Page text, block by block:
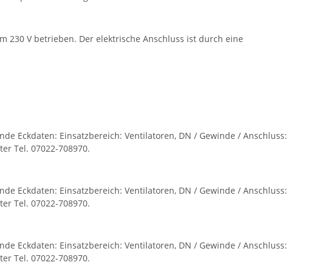
230 V betrieben. Der elektrische Anschluss ist durch eine
Eckdaten: Einsatzbereich: Ventilatoren, DN / Gewinde / Anschluss:
Tel. 07022-708970.
Eckdaten: Einsatzbereich: Ventilatoren, DN / Gewinde / Anschluss:
Tel. 07022-708970.
Eckdaten: Einsatzbereich: Ventilatoren, DN / Gewinde / Anschluss:
Tel. 07022-708970.